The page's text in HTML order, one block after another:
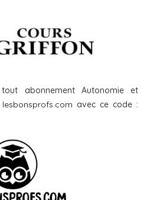
abonnement Autonomie et
lesbonsprofs.com avec ce code :